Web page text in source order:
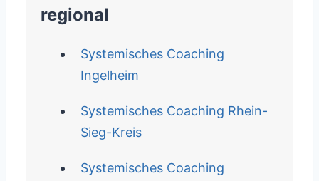
regional
Systemisches Coaching
Ingelheim
Systemisches Coaching Rhein-
Sieg-Kreis
Systemisches Coaching